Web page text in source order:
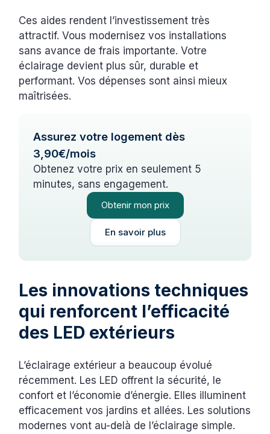
Ces aides rendent l’investissement très
attractif. Vous modernisez vos installations
sans avance de frais importante. Votre
éclairage devient plus sûr, durable et
performant. Vos dépenses sont ainsi mieux
maîtrisées.
Assurez votre logement dès
3,90€/mois
Obtenez votre prix en seulement 5
minutes, sans engagement.
Obtenir mon prix
En savoir plus
Les innovations techniques
qui renforcent l’efficacité
des LED extérieurs
L’éclairage extérieur a beaucoup évolué
récemment. Les LED offrent la sécurité, le
confort et l’économie d’énergie. Elles illuminent
efficacement vos jardins et allées. Les solutions
modernes vont au-delà de l’éclairage simple.